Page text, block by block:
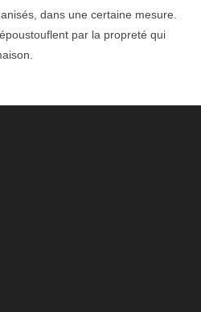
dans une certaine mesure.
par la propreté qui